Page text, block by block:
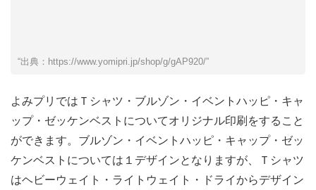
“出典：https://www.yomipri.jp/shop/g/gAP920/”
よみプリではＴシャツ・ブルゾン・イベントハッピ・キャ
ップ・ゼッケンベストについてオリジナル印刷をすること
ができます。ブルゾン・イベントハッピ・キャップ・ゼッ
ケンベストについては１デザインとなりますが、Ｔシャツ
はヘビーウェイト・ライトウェイト・ドライからデザイン